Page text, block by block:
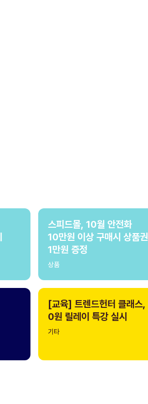
스피드몰, 10월 안전화
10만원 이상 구매시 상품권
1만원 증정
상품
[교육] 트렌드헌터 클래스,
0원 릴레이 특강 실시
기타